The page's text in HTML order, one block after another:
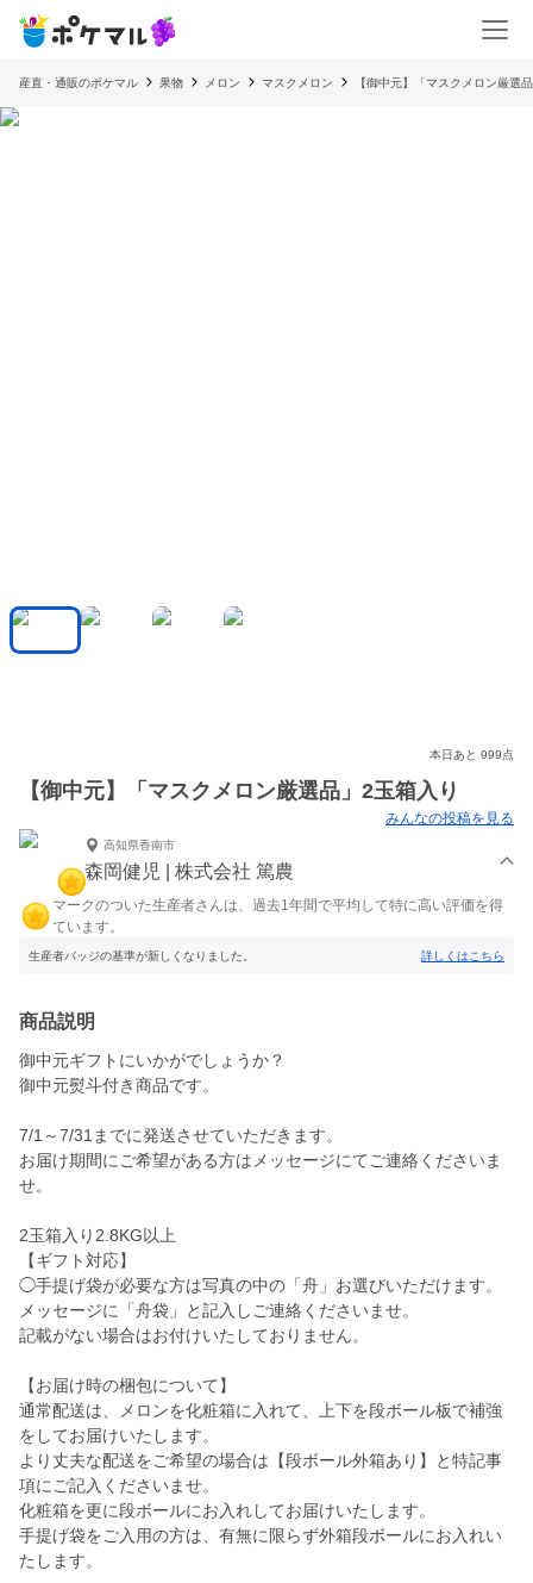
産直・通販のポケマル 果物 メロン マスクメロン 【御中元】「マスクメロン厳選
本日あと 999点
【御中元】「マスクメロン厳選品」2玉箱入り
みんなの投稿を見る
高知県香南市
森岡健児 | 株式会社 篤農
マークのついた生産者さんは、過去1年間で平均して特に高い評価を得
ています。
生産者バッジの基準が新しくなりました。 詳しくはこちら
商品説明
御中元ギフトにいかがでしょうか？
御中元熨斗付き商品です。
7/1～7/31までに発送させていただきます。
お届け期間にご希望がある方はメッセージにてご連絡くださいま
せ。
2玉箱入り2.8KG以上
【ギフト対応】
◯手提げ袋が必要な方は写真の中の「舟」お選びいただけます。
メッセージに「舟袋」と記入しご連絡くださいませ。
記載がない場合はお付けいたしておりません。
【お届け時の梱包について】
通常配送は、メロンを化粧箱に入れて、上下を段ボール板で補強
をしてお届けいたします。
より丈夫な配送をご希望の場合は【段ボール外箱あり】と特記事
項にご記入くださいませ。
化粧箱を更に段ボールにお入れしてお届けいたします。
手提げ袋をご入用の方は、有無に限らず外箱段ボールにお入れい
たします。